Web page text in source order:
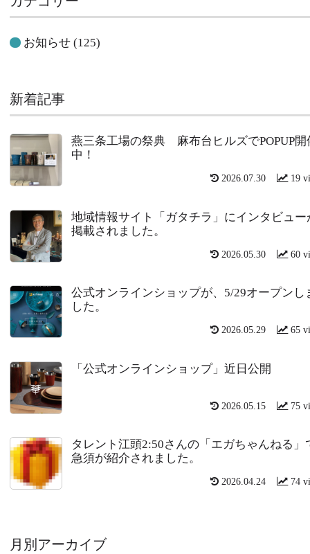
お知らせ (125)
新着記事
燕三条工場の祭典 麻布台ヒルズでPOPUP開
中！
19
2026.07.30
地域情報サイト「ガタチラ」にインタビュー
掲載されました。
60
2026.05.30
公式オンラインショップが、5/29オープンし
した。
65
2026.05.29
「公式オンラインショップ」近日公開
75
2026.05.15
タレント江頭2:50さんの「エガちゃんねる」
急須が紹介されました。
74
2026.04.24
月別アーカイブ